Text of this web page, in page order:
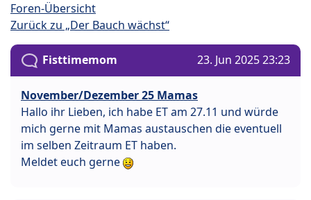
Foren-Übersicht
Zurück zu „Der Bauch wächst“
Fisttimemom 23. Jun 2025 23:23
November/Dezember 25 Mamas
Hallo ihr Lieben, ich habe ET am 27.11 und würde
mich gerne mit Mamas austauschen die eventuell
im selben Zeitraum ET haben.
Meldet euch gerne